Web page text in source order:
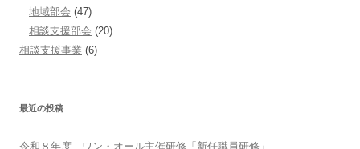
地域部会 (47)
相談支援部会 (20)
相談支援事業 (6)
最近の投稿
令和８年度 ワン・オール主催研修「新任職員研修」